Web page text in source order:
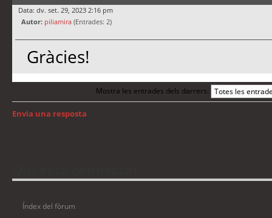
Data: dv. set. 29, 2023 2:16 pm
Autor: piliamira (Entrades: 2)
Gràcies!
Mostra les entrades dels darrers:
Envia una resposta
Índex del fòrum